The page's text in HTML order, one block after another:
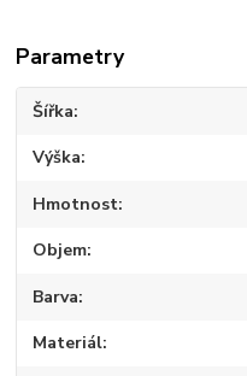
Parametry
Šířka
Výška
Hmotnost
Objem
Barva
Materiál